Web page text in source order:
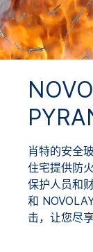
肖特的安全
住宅提供防
保护人员和
和
击，让您尽享